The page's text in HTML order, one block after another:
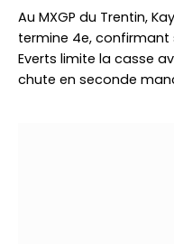
Au MXGP du Trentin,
termine 4e, confirmant
Everts limite la casse
chute en seconde